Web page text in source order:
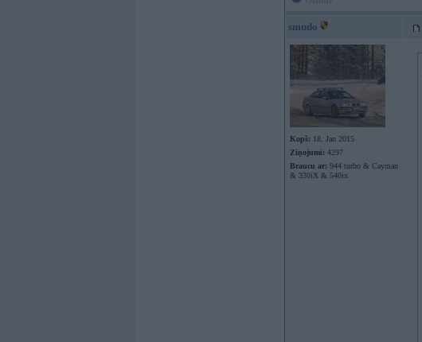
smudo
Kopš: 18. Jan 2015
Ziņojumi: 4297
Braucu ar: 944 turbo & Cayman
& 330iX & 540ix